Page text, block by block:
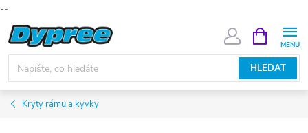
--
Přejít
na
obsah
HLEDAT
NÁKUPNÍ
KOŠÍK
Kryty rámu a kyvky